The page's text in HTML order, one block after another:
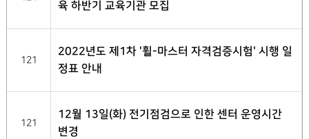
육 하반기 교육기관 모집
121
2022년도 제1차 '휠-마스터 자격검증시험' 시행 일
정표 안내
121
12월 13일(화) 전기점검으로 인한 센터 운영시간
변경